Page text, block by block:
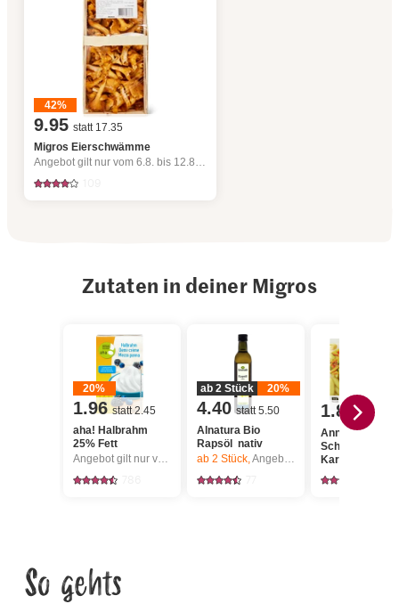
42%
9.95 statt 17.35
Migros Eierschwämme
Angebot gilt nur vom 6.8. bis 12.8.2026, solange Vorrat.
Zutaten in deiner Migros
20%
1.96 statt 2.45
aha! Halbrahm
25% Fett
Angebot gilt nur vom 6.8. bis 12.8.2026, solange Vorrat.
ab 2 Stück 20%
4.40 statt 5.50
Alnatura Bio
Rapsöl nativ
ab 2 Stück,Angebot gilt nur vom 6.8. bis 12.8.2026, solange Vorrat.
1.80
Anna's Best
Schupfnudeln
Kartoffeln
So gehts